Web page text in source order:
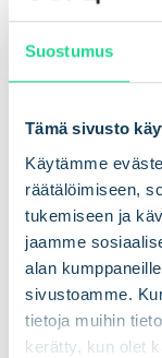
Suostumus
Tämä sivusto
Käytämme
räätälöimiseen,
tukemiseen ja
jaamme
alan
sivustoamme.
tietoja muihin
kerätty, kun olet
GSMA:lla on
neljänneksellä
standardointi
ja turvallisuutta ja
laitteissa ja
artikkelistamme.